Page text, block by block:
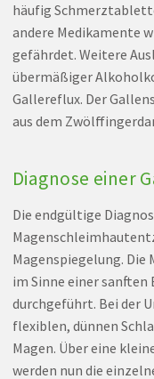
häufig
andere Medikamente
gefährdet. Weitere
übermäßiger
Gallereflux. Der
aus dem
Diagnose einer
Die endgültige
Magenspiegelung. Die
im Sinne einer sanften
durchgeführt. Bei der
flexiblen, dünnen
Magen. Über eine
werden nun die